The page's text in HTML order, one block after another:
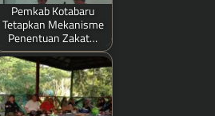
Pemkab Kotabaru
Tetapkan Mekanisme
Penentuan Zakat…